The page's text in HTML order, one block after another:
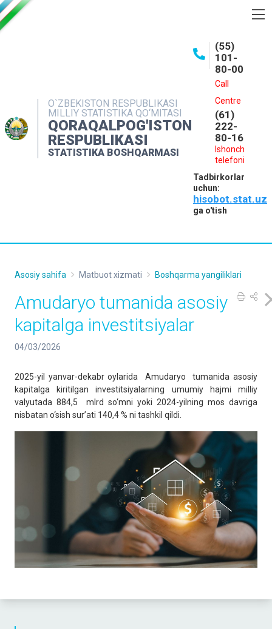
O`ZBEKISTON RESPUBLIKASI
MILLIY STATISTIKA QO‘MITASI
QORAQALPOG'ISTON
RESPUBLIKASI
STATISTIKA BOSHQARMASI
(55)
101-
80-00
Call
Centre
(61)
222-
80-16
Ishonch
telefoni
Tadbirkorlar
uchun:
hisobot.stat.uz
ga o'tish
INTERAKTIV XIZMATLAR
MATBUOT XIZMATI
MUROJAATLAR
Asosiy sahifa Matbuot xizmati Boshqarma yangiliklari
Amudaryo tumanida asosiy
kapitalga investitsiyalar
04/03/2026
2025-yil yanvar-dekabr oylarida Amudaryo tumanida asosiy
kapitalga kiritilgan investitsiyalarning umumiy hajmi milliy
valyutada 884,5 mlrd so‘mni yoki 2024-yilning mos davriga
nisbatan o‘sish sur’ati 140,4 % ni tashkil qildi.